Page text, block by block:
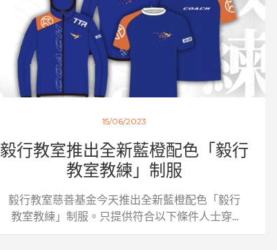
15/06/2023
毅行教室推出全新藍橙配色「毅行
教室教練」制服
毅行教室慈善基金今天推出全新藍橙配色「毅行
教室教練」制服。只提供符合以下條件人士穿...